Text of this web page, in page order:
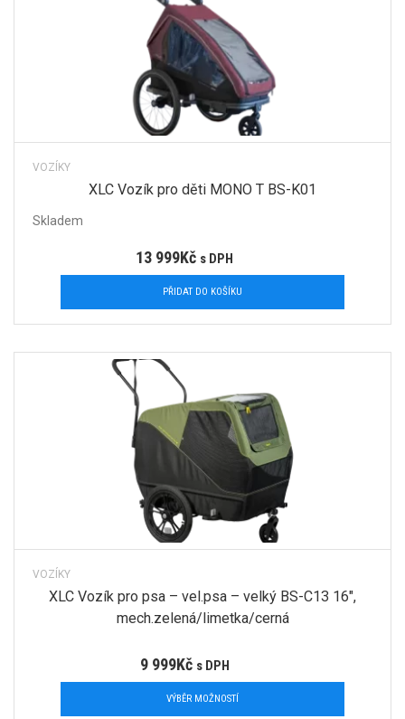
VOZÍKY
XLC Vozík pro děti MONO T BS-K01
13 999Kč s DPH
Skladem
PŘIDAT DO KOŠÍKU
VOZÍKY
XLC Vozík pro psa – vel.psa – velký BS-C13 16″,
mech.zelená/limetka/cerná
9 999Kč s DPH
VÝBĚR MOŽNOSTÍ